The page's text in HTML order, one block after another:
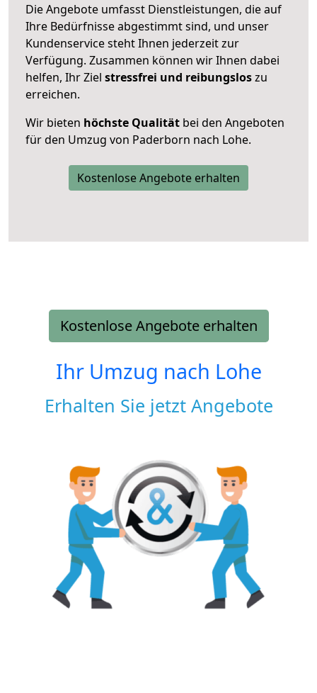
Die Angebote umfasst Dienstleistungen, die auf
Ihre Bedürfnisse abgestimmt sind, und unser
Kundenservice steht Ihnen jederzeit zur
Verfügung. Zusammen können wir Ihnen dabei
helfen, Ihr Ziel stressfrei und reibungsloszu
erreichen.
Wir bieten höchste Qualität bei den Angeboten
für den Umzug von Paderborn nach Lohe.
Kostenlose Angebote erhalten
Kostenlose Angebote erhalten
Ihr Umzug nach Lohe
Erhalten Sie jetzt Angebote